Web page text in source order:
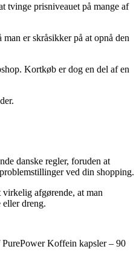
tvinge prisniveauet på mange af
er skråsikker på at opnå den
Kortkøb er dog en del af en
danske regler, foruden at
ved din shopping.
afgørende, at man
dreng.
Koffein kapsler – 90